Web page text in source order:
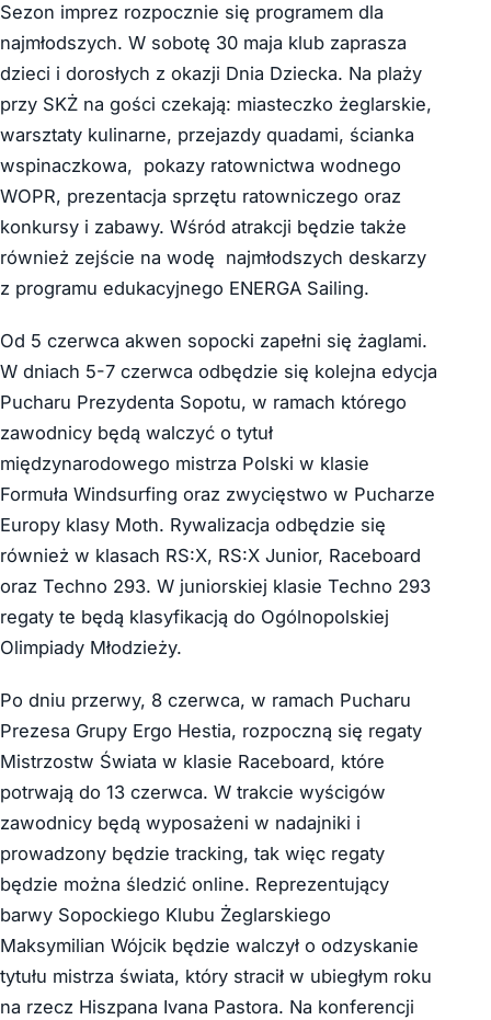
Sezon imprez rozpocznie się programem dla
najmłodszych. W sobotę 30 maja klub zaprasza
dzieci i dorosłych z okazji Dnia Dziecka. Na plaży
przy SKŻ na gości czekają: miasteczko żeglarskie,
warsztaty kulinarne, przejazdy quadami, ścianka
wspinaczkowa, pokazy ratownictwa wodnego
WOPR, prezentacja sprzętu ratowniczego oraz
konkursy i zabawy. Wśród atrakcji będzie także
również zejście na wodę najmłodszych deskarzy
z programu edukacyjnego ENERGA Sailing.
Od 5 czerwca akwen sopocki zapełni się żaglami.
W dniach 5-7 czerwca odbędzie się kolejna edycja
Pucharu Prezydenta Sopotu, w ramach którego
zawodnicy będą walczyć o tytuł
międzynarodowego mistrza Polski w klasie
Formuła Windsurfing oraz zwycięstwo w Pucharze
Europy klasy Moth. Rywalizacja odbędzie się
również w klasach RS:X, RS:X Junior, Raceboard
oraz Techno 293. W juniorskiej klasie Techno 293
regaty te będą klasyfikacją do Ogólnopolskiej
Olimpiady Młodzieży.
Po dniu przerwy, 8 czerwca, w ramach Pucharu
Prezesa Grupy Ergo Hestia, rozpoczną się regaty
Mistrzostw Świata w klasie Raceboard, które
potrwają do 13 czerwca. W trakcie wyścigów
zawodnicy będą wyposażeni w nadajniki i
prowadzony będzie tracking, tak więc regaty
będzie można śledzić online. Reprezentujący
barwy Sopockiego Klubu Żeglarskiego
Maksymilian Wójcik będzie walczył o odzyskanie
tytułu mistrza świata, który stracił w ubiegłym roku
na rzecz Hiszpana Ivana Pastora. Na konferencji